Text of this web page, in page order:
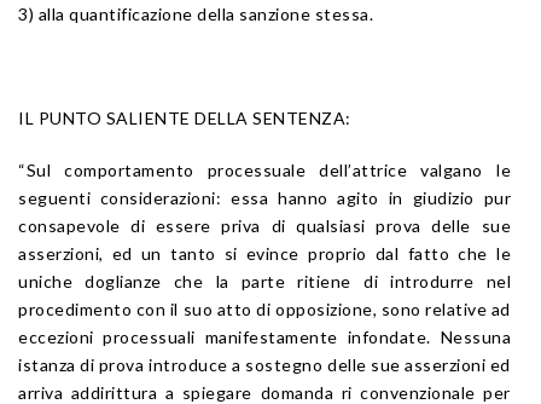
3) alla quantificazione della sanzione stessa.
IL PUNTO SALIENTE DELLA SENTENZA:
“Sul comportamento processuale dell’attrice valgano le
seguenti considerazioni: essa hanno agito in giudizio pur
consapevole di essere priva di qualsiasi prova delle sue
asserzioni, ed un tanto si evince proprio dal fatto che le
uniche doglianze che la parte ritiene di introdurre nel
procedimento con il suo atto di opposizione, sono relative ad
eccezioni processuali manifestamente infondate. Nessuna
istanza di prova introduce a sostegno delle sue asserzioni ed
arriva addirittura a spiegare domanda ri convenzionale per